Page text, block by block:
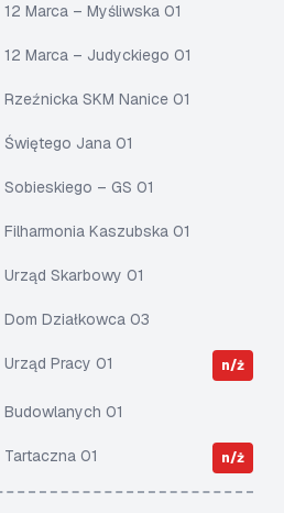
12 Marca – Myśliwska 01
12 Marca – Judyckiego 01
Rzeźnicka SKM Nanice 01
Świętego Jana 01
Sobieskiego – GS 01
Filharmonia Kaszubska 01
Urząd Skarbowy 01
Dom Działkowca 03
Urząd Pracy 01 n/ż
Budowlanych 01
Tartaczna 01 n/ż